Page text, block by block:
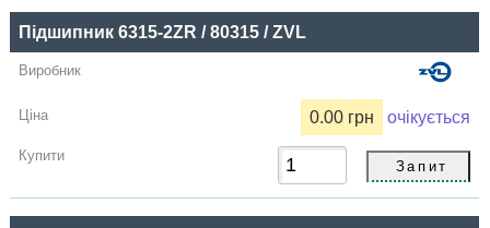
Підшипник 6315-2ZR / 80315 / ZVL
0.00 грн очікується